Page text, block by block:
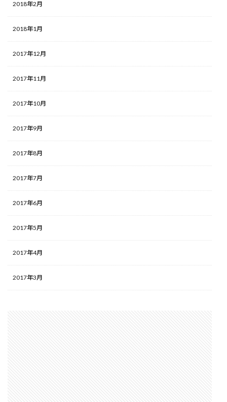
2018年2月
2018年1月
2017年12月
2017年11月
2017年10月
2017年9月
2017年8月
2017年7月
2017年6月
2017年5月
2017年4月
2017年3月